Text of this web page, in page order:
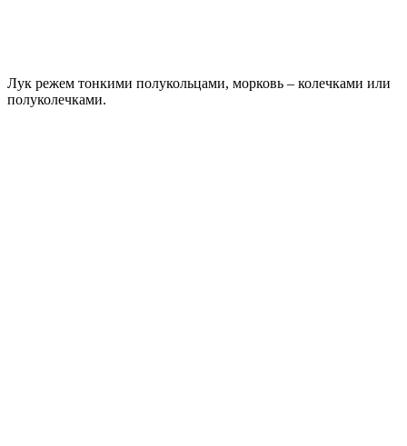
Лук режем тонкими полукольцами, морковь – колечками или
полуколечками.